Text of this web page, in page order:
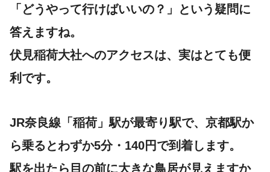
「どうやって行けばいいの？」という疑問に
答えますね。
伏見稲荷大社へのアクセスは、実はとても便
利です。
JR奈良線「稲荷」駅が最寄り駅で、京都駅か
ら乗るとわずか5分・140円で到着します。
駅を出たら目の前に大きな鳥居が見えますか